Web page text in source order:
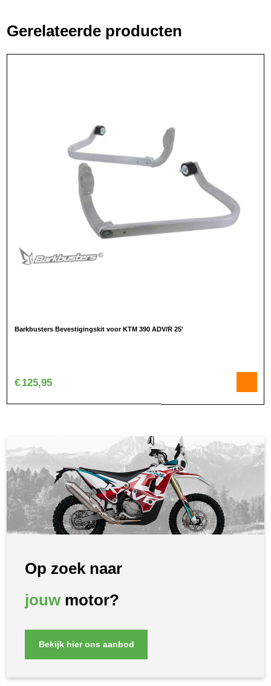
Gerelateerde producten
Barkbusters Bevestigingskit voor KTM 390 ADV/R 25'
€ 125,95
Op zoek naar
jouwmotor?
Bekijk hier ons aanbod